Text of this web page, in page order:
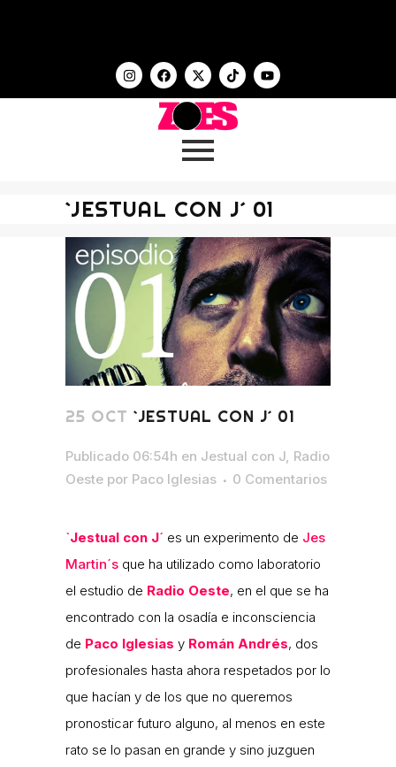
`JESTUAL CON J´ 01
25 OCT `JESTUAL CON J´ 01
Publicado 06:54h en Jestual con J, Radio
Oeste por Paco Iglesias 0 Comentarios
`Jestual con J´ es un experimento de Jes
Martin´s que ha utilizado como laboratorio
el estudio de Radio Oeste, en el que se ha
encontrado con la osadía e inconsciencia
de Paco Iglesias y Román Andrés, dos
profesionales hasta ahora respetados por lo
que hacían y de los que no queremos
pronosticar futuro alguno, al menos en este
rato se lo pasan en grande y sino juzguen